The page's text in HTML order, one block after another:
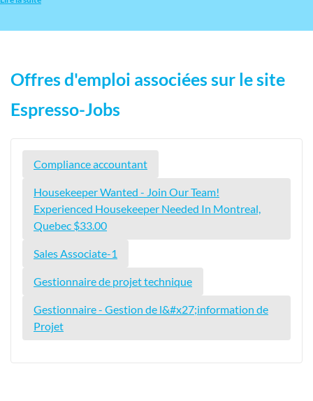
Offres d'emploi associées sur le site
Espresso-Jobs
Compliance accountant
Housekeeper Wanted - Join Our Team!
Experienced Housekeeper Needed In Montreal,
Quebec $33.00
Sales Associate-1
Gestionnaire de projet technique
Gestionnaire - Gestion de l&#x27;information de
Projet